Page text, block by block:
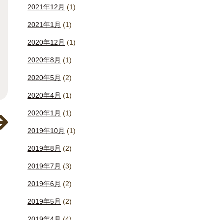
2021年12月 (1)
2021年1月 (1)
2020年12月 (1)
2020年8月 (1)
2020年5月 (2)
2020年4月 (1)
2020年1月 (1)
2019年10月 (1)
2019年8月 (2)
2019年7月 (3)
2019年6月 (2)
2019年5月 (2)